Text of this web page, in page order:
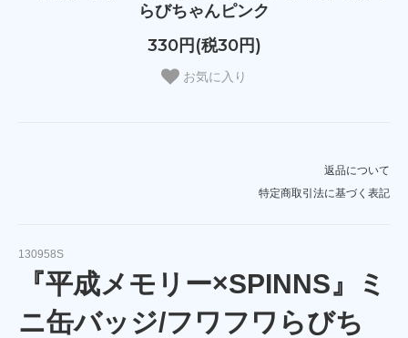
らびちゃんピンク
330円(税30円)
お気に入り
返品について
特定商取引法に基づく表記
130958S
『平成メモリー×SPINNS』ミ
ニ缶バッジ/フワフワらびち